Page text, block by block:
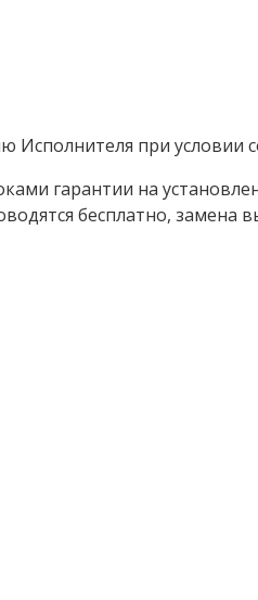
при условии
гарантии на
бесплатно, замена